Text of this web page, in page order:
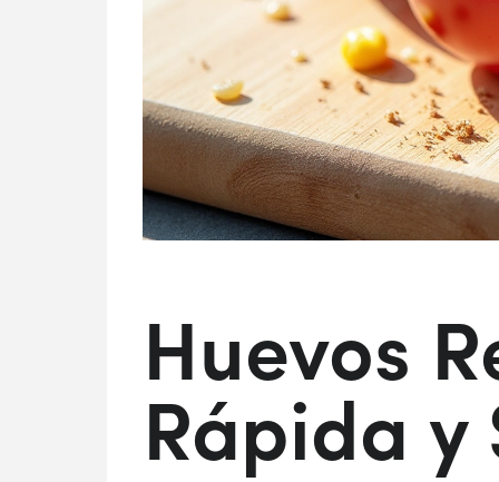
Huevos
Rápida y